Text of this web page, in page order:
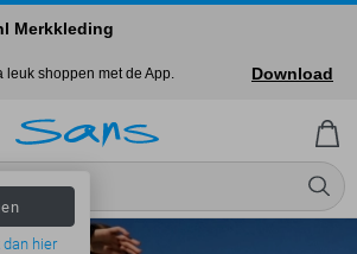
dan hier
Merkkleding
leuk shoppen met de App.
Download